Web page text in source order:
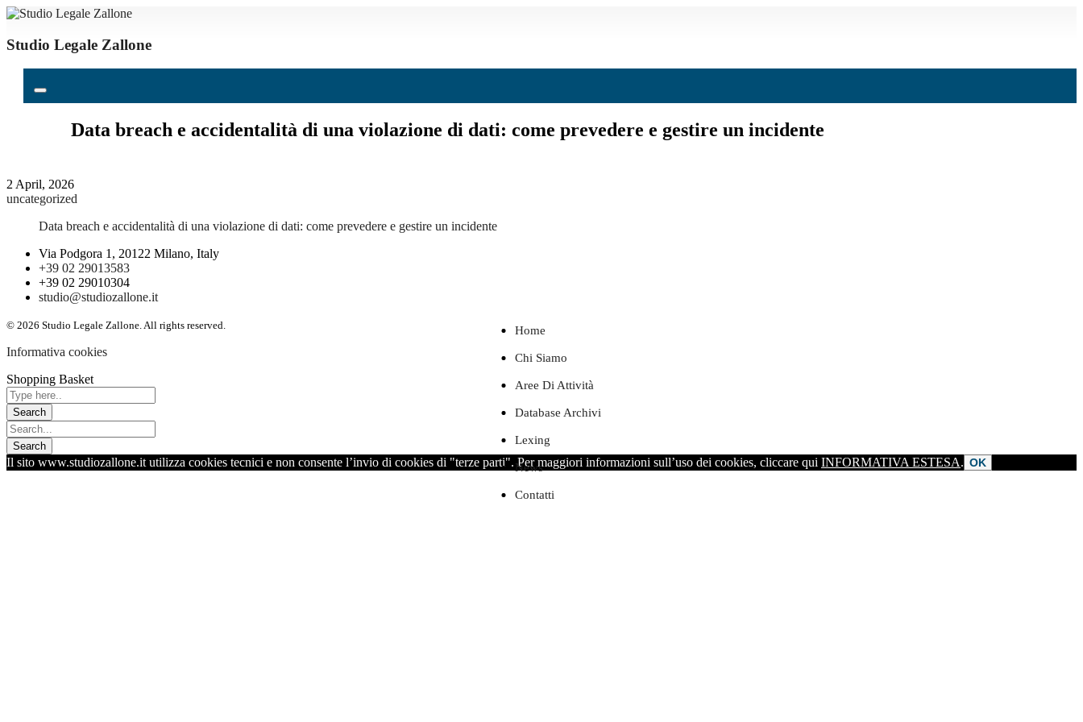
Studio Legale Zallone
Home
Chi Siamo
Aree Di Attività
Database Archivi
Lexing
News
Contatti
Data breach e accidentalità di una violazione di dati: come prevedere e gestire un incidente
2 April, 2026
uncategorized
Data breach e accidentalità di una violazione di dati: come prevedere e gestire un incidente
Via Podgora 1, 20122 Milano, Italy
+39 02 29013583
+39 02 29010304
studio@studiozallone.it
© 2026 Studio Legale Zallone. All rights reserved.
Informativa cookies
Shopping Basket
Il sito www.studiozallone.it utilizza cookies tecnici e non consente l’invio di cookies di "terze parti". Per maggiori informazioni sull’uso dei cookies, cliccare qui INFORMATIVA ESTESA. OK